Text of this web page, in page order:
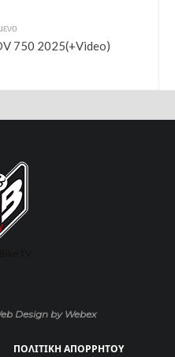
750 2025(+Video)
Design by Webex
ΠΟΛΙΤΙΚΗ ΑΠΟΡΡΗΤΟΥ